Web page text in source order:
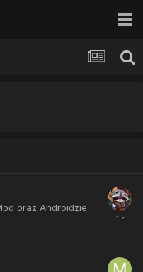
oraz Androidzie.